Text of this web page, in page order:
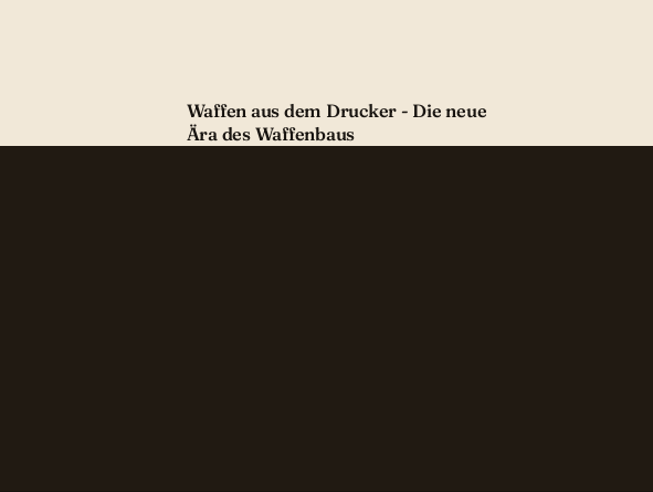
Waffen aus dem Drucker - Die neue
Ära des Waffenbaus